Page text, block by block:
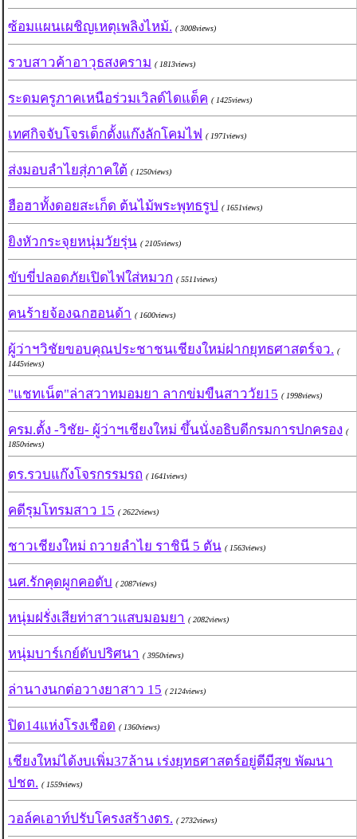
ซ้อมแผนเผชิญเหตุเพลิงไหม้. ( 3008views)
รวบสาวค้าอาวุธสงคราม ( 1813views)
ระดมครูภาคเหนือร่วมเวิลด์ไดแด็ค ( 1425views)
เทศกิจจับโจรเด็กตั้งแก๊งลักโคมไฟ ( 1971views)
ส่งมอบลำไยสุ่ภาคใต้ ( 1250views)
ฮือฮาทั้งดอยสะเก็ด ต้นไม้พระพุทธรูป ( 1651views)
ยิงหัวกระจุยหนุ่มวัยรุ่น ( 2105views)
ขับขี่ปลอดภัยเปิดไฟใส่หมวก ( 5511views)
คนร้ายจ้องฉกฮอนด้า ( 1600views)
ผู้ว่าฯวิชัยขอบคุณประชาชนเชียงใหม่ฝากยุทธศาสตร์จว. (
1445views)
"แชทเน็ต"ล่าสวาทมอมยา ลากข่มขืนสาววัย15 ( 1998views)
ครม.ตั้ง -วิชัย- ผู้ว่าฯเชียงใหม่ ขึ้นนั่งอธิบดีกรมการปกครอง (
1850views)
ตร.รวบแก๊งโจรกรรมรถ ( 1641views)
คดีรุมโทรมสาว 15 ( 2622views)
ชาวเชียงใหม่ ถวายลำไย ราชินี 5 ตัน ( 1563views)
นศ.รักคุดผูกคอดับ ( 2087views)
หนุ่มฝรั่งเสียท่าสาวแสบมอมยา ( 2082views)
หนุ่มบาร์เกย์ดับปริศนา ( 3950views)
ล่านางนกต่อวางยาสาว 15 ( 2124views)
ปิด14แห่งโรงเชือด ( 1360views)
เชียงใหม่ได้งบเพิ่ม37ล้าน เร่งยุทธศาสตร์อยู่ดีมีสุข พัฒนา
ปชต. ( 1559views)
วอล์คเอาท์ปรับโครงสร้างตร. ( 2732views)